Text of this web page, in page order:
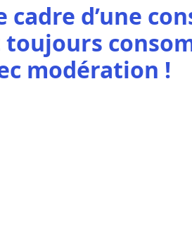
cadre d’une
modération !